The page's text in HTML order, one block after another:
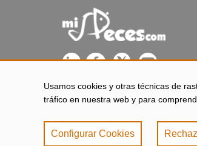
Usamos cookies y otras técnicas de
tráfico en nuestra web y para
Configurar Cookies
misPeces se edita desde El Puerto de